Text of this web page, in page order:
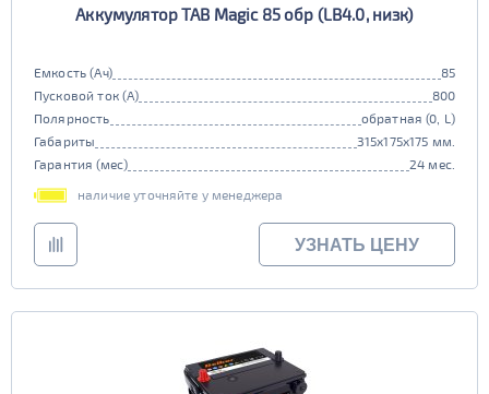
Аккумулятор TAB Magic 85 обр (LB4.0, низк)
Емкость (Ач)
85
Пусковой ток (А)
800
Полярность
обратная (0, L)
Габариты
315x175x175 мм.
Гарантия (мес)
24 мес.
наличие уточняйте у менеджера
УЗНАТЬ ЦЕНУ